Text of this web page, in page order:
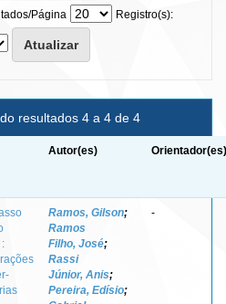
Página
Registro(s):
resultados 4 a 4 de 4
Autor(es) Orientador(es)
Ramos, Gilson;
Ramos
Filho, José;
Rassi
Júnior, Anis;
Pereira, Edísio;
-